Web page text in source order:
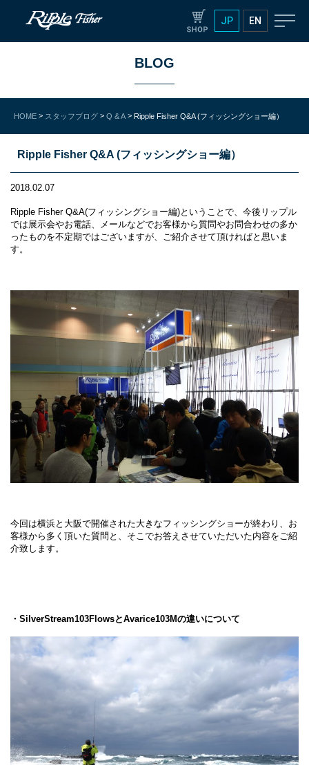
JP EN
BLOG
HOME > スタッフブログ > Q & A > Ripple Fisher Q&A (フィッシングショー編）
Ripple Fisher Q&A (フィッシングショー編）
2018.02.07
Ripple Fisher Q&A(フィッシングショー編)ということで、今後リップル
では展示会やお電話、メールなどでお客様から質問やお問合わせの多か
ったものを不定期ではございますが、ご紹介させて頂ければと思いま
す。
今回は横浜と大阪で開催された大きなフィッシングショーが終わり、お
客様から多く頂いた質問と、そこでお答えさせていただいた内容をご紹
介致します。
・SilverStream103FlowsとAvarice103Mの違いについて